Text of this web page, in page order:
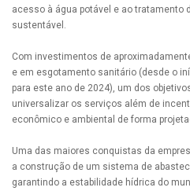
acesso à água potável e ao tratamento
sustentável.
Com investimentos de
e em esgotamento sanitário (desde o
para este ano de 2024), um dos
universalizar os serviços além de
econômico e ambiental de forma
Uma das maiores conquistas da
a construção de um sistema de
garantindo a estabilidade hídrica do